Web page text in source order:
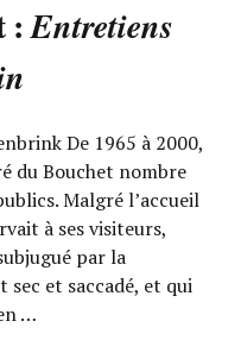
:Entretiens
De 1965 à 2000,
du Bouchet nombre
Malgré l’accueil
à ses visiteurs,
par la
sec et saccadé, et qui
…